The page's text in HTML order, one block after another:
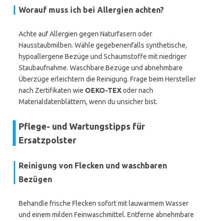
Worauf muss ich bei Allergien achten?
Achte auf Allergien gegen Naturfasern oder
Hausstaubmilben. Wähle gegebenenfalls synthetische,
hypoallergene Bezüge und Schaumstoffe mit niedriger
Staubaufnahme. Waschbare Bezüge und abnehmbare
Überzüge erleichtern die Reinigung. Frage beim Hersteller
nach Zertifikaten wie OEKO-TEXoder nach
Materialdatenblättern, wenn du unsicher bist.
Pflege- und Wartungstipps für
Ersatzpolster
Reinigung von Flecken und waschbaren
Bezügen
Behandle frische Flecken sofort mit lauwarmem Wasser
und einem milden Feinwaschmittel. Entferne abnehmbare